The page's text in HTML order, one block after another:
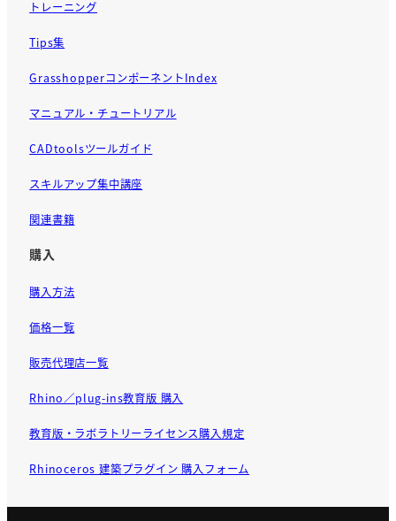
トレーニング
Tips集
GrasshopperコンポーネントIndex
マニュアル・チュートリアル
CADtoolsツールガイド
スキルアップ集中講座
関連書籍
購入
購入方法
価格一覧
販売代理店一覧
Rhino／plug-ins教育版 購入
教育版・ラボラトリーライセンス購入規定
Rhinoceros 建築プラグイン 購入フォーム